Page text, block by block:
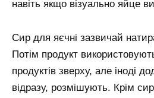
навіть якщо візуально яйце
Сир для яєчні зазвичай
Потім продукт
продуктів зверху, але іноді
відразу, розмішують. Крім